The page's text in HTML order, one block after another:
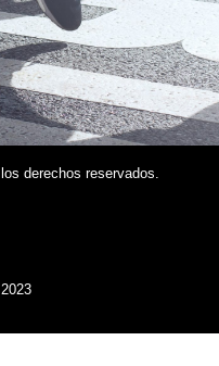
derechos reservados.